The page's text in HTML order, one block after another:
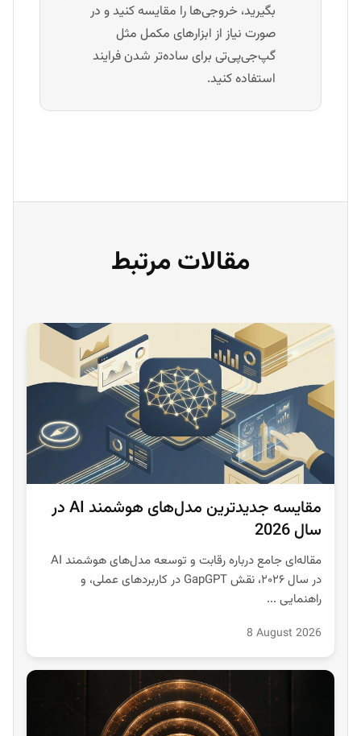
بگیرید، خروجی‌ها را مقایسه کنید و در
صورت نیاز از ابزارهای مکمل مثل
گپ‌جی‌پی‌تی برای ساده‌تر شدن فرایند
استفاده کنید.
مقالات مرتبط
مقایسه جدیدترین مدل‌های هوشمند AI در
سال 2026
مقاله‌ای جامع درباره رقابت و توسعه مدل‌های هوشمند AI
در سال ۲۰۲۶، نقش GapGPT در کاربردهای عملی، و
راهنمایی ...
8 August 2026